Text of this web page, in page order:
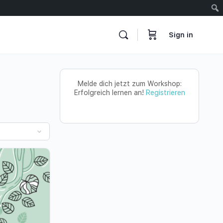
Sign in
Melde dich jetzt zum Workshop:
Erfolgreich lernen an! Registrieren